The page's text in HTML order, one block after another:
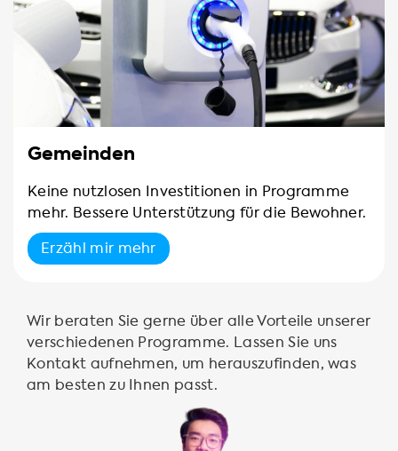
Gemeinden
Keine nutzlosen Investitionen in Programme
mehr. Bessere Unterstützung für die Bewohner.
Erzähl mir mehr
Wir beraten Sie gerne über alle Vorteile unserer
verschiedenen Programme. Lassen Sie uns
Kontakt aufnehmen, um herauszufinden, was
am besten zu Ihnen passt.